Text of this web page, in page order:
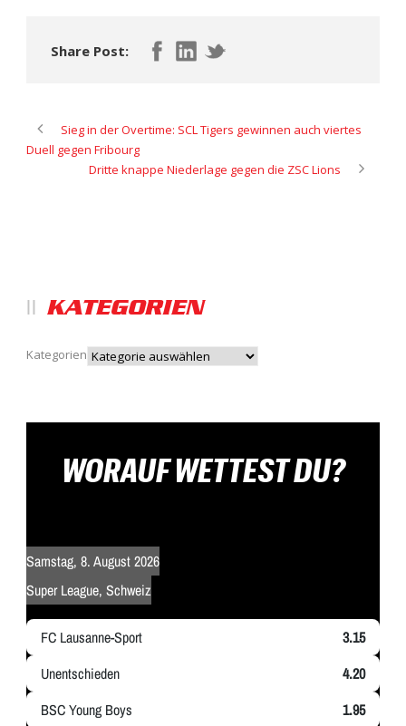
Share Post:
Sieg in der Overtime: SCL Tigers gewinnen auch viertes
Duell gegen Fribourg
Dritte knappe Niederlage gegen die ZSC Lions
KATEGORIEN
Kategorien